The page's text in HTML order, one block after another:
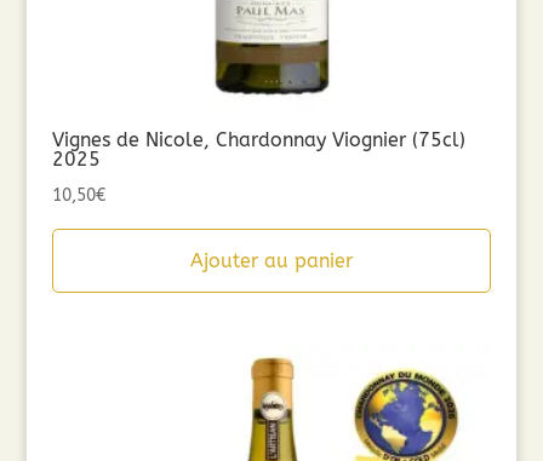
Vignes de Nicole, Chardonnay Viognier (75cl)
2025
10,50€
Ajouter au panier